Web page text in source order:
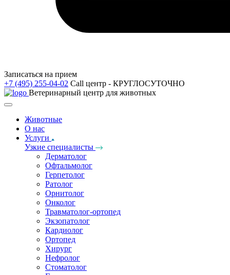
Записаться на прием
+7 (495) 255-04-02 Call центр - КРУГЛОСУТОЧНО
Ветеринарный центр для животных
Животные
О нас
Услуги
Узкие специалисты
Дерматолог
Офтальмолог
Герпетолог
Ратолог
Орнитолог
Онколог
Травматолог-ортопед
Экзопатолог
Кардиолог
Ортопед
Хирург
Нефролог
Стоматолог